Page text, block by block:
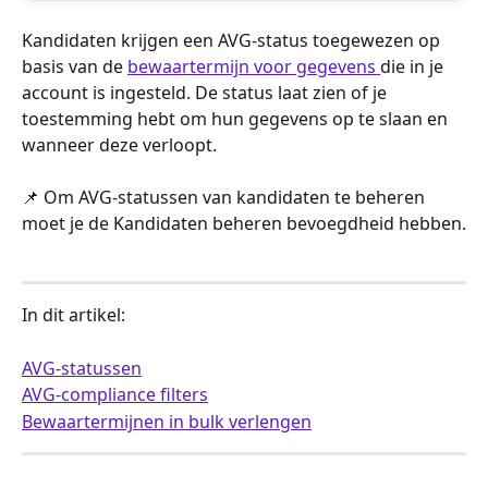
Kandidaten krijgen een AVG-status toegewezen op
basis van de bewaartermijn voor gegevens die in je
account is ingesteld. De status laat zien of je
toestemming hebt om hun gegevens op te slaan en
wanneer deze verloopt.
📌 Om AVG-statussen van kandidaten te beheren
moet je de Kandidaten beheren bevoegdheid hebben.
In dit artikel:
AVG-statussen
AVG-compliance filters
Bewaartermijnen in bulk verlengen